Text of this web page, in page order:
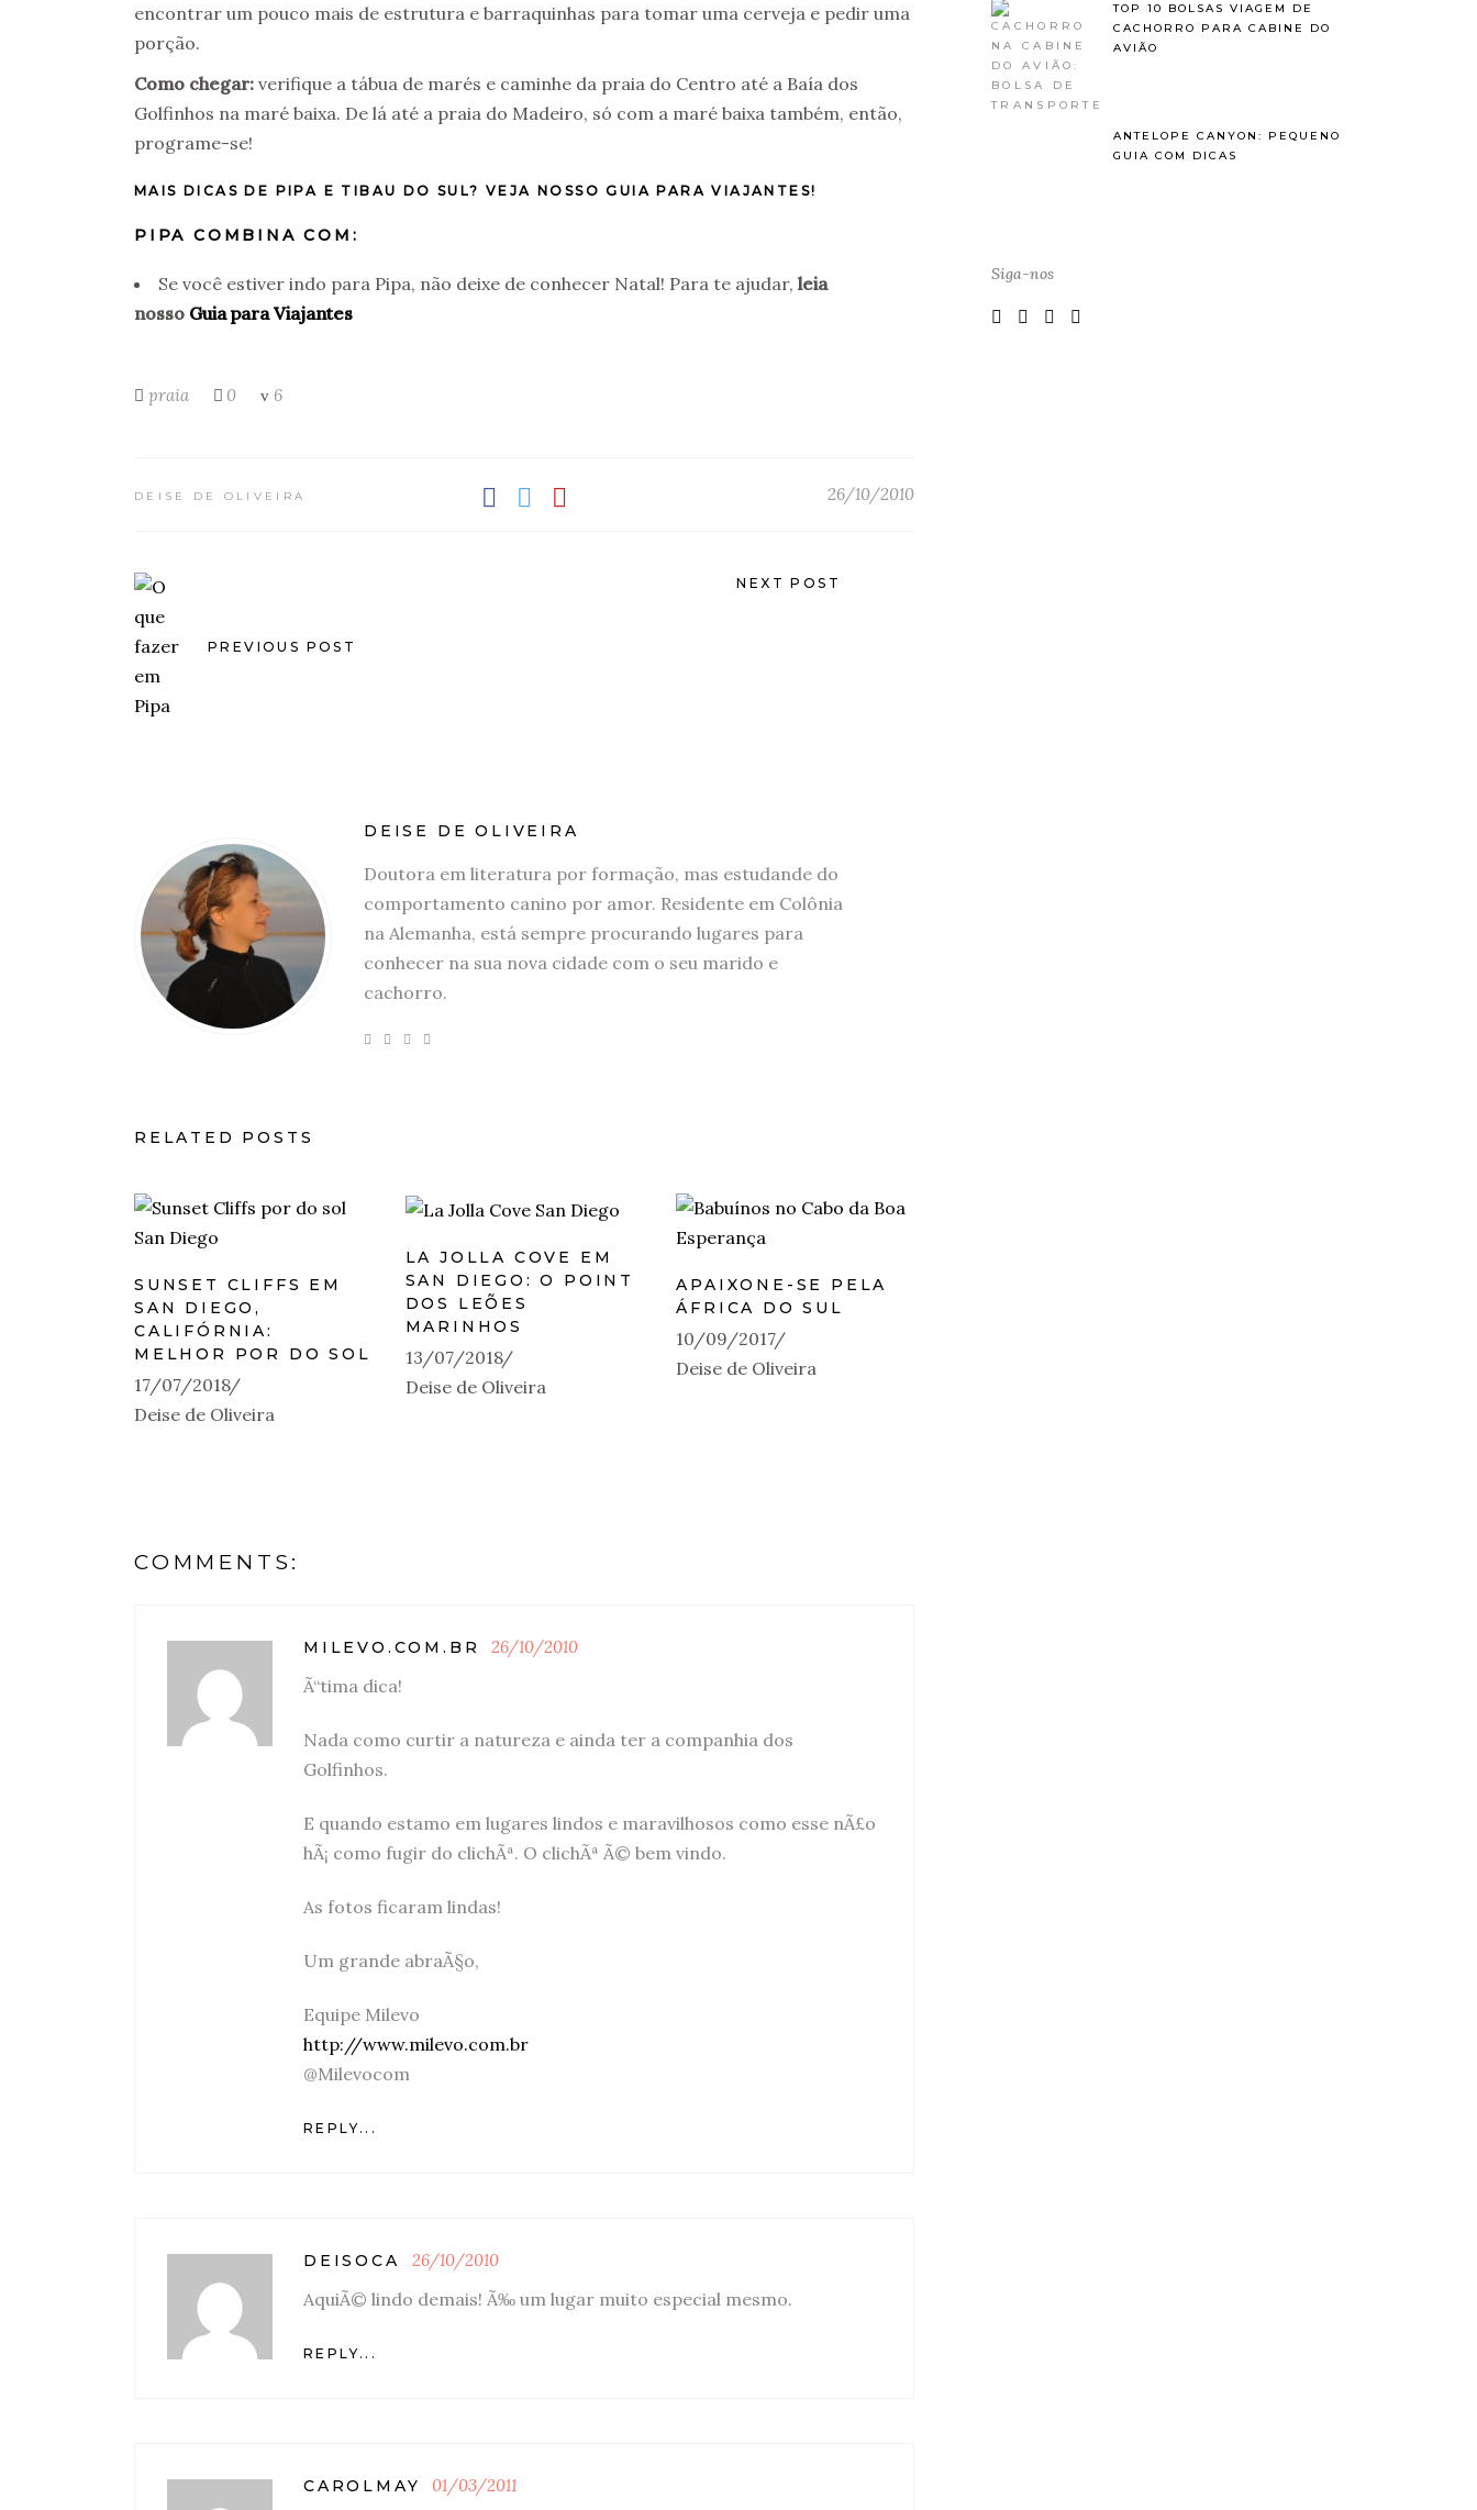
encontrar um pouco mais de estrutura e barraquinhas para tomar uma cerveja e pedir uma
porção.
Como chegar: verifique a tábua de marés e caminhe da praia do Centro até a Baía dos
Golfinhos na maré baixa. De lá até a praia do Madeiro, só com a maré baixa também, então,
programe-se!
MAIS DICAS DE PIPA E TIBAU DO SUL? VEJA NOSSO GUIA PARA VIAJANTES!
PIPA COMBINA COM:
Se você estiver indo para Pipa, não deixe de conhecer Natal! Para te ajudar, leia
nosso Guia para Viajantes
praia 0 6
DEISE DE OLIVEIRA 26/10/2010
PREVIOUS POST
NEXT POST
DEISE DE OLIVEIRA
Doutora em literatura por formação, mas estudande do
comportamento canino por amor. Residente em Colônia
na Alemanha, está sempre procurando lugares para
conhecer na sua nova cidade com o seu marido e
cachorro.
RELATED POSTS
SUNSET CLIFFS EM
SAN DIEGO,
CALIFÓRNIA:
MELHOR POR DO SOL
17/07/2018
Deise de Oliveira
LA JOLLA COVE EM
SAN DIEGO: O POINT
DOS LEÕES
MARINHOS
13/07/2018
Deise de Oliveira
APAIXONE-SE PELA
ÁFRICA DO SUL
10/09/2017
Deise de Oliveira
COMMENTS:
MILEVO.COM.BR 26/10/2010
Ã“tima dica!
Nada como curtir a natureza e ainda ter a companhia dos
Golfinhos.
E quando estamo em lugares lindos e maravilhosos como esse nÃ£o
hÃ¡ como fugir do clichÃª. O clichÃª Ã© bem vindo.
As fotos ficaram lindas!
Um grande abraÃ§o,
Equipe Milevo
http://www.milevo.com.br
@Milevocom
REPLY...
DEISOCA 26/10/2010
AquiÃ© lindo demais! Ã‰ um lugar muito especial mesmo.
REPLY...
CAROLMAY 01/03/2011
TOP 10 BOLSAS VIAGEM DE
CACHORRO PARA CABINE DO
AVIÃO
ANTELOPE CANYON: PEQUENO
GUIA COM DICAS
Siga-nos